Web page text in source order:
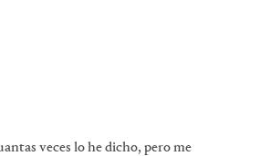
veces lo he dicho, pero me